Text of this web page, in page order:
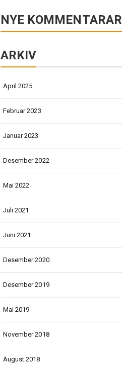
NYE KOMMENTARAR
ARKIV
April 2025
Februar 2023
Januar 2023
Desember 2022
Mai 2022
Juli 2021
Juni 2021
Desember 2020
Desember 2019
Mai 2019
November 2018
August 2018